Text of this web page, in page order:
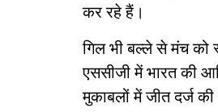
कर रहे हैं।
गिल भी बल्ले से मंच को
एससीजी में भारत की
मुकाबलों में जीत दर्ज